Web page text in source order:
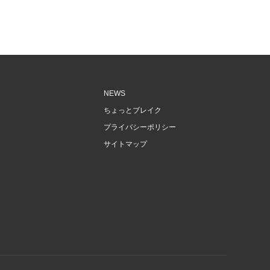
NEWS
ちょっとブレイク
プライバシーポリシー
サイトマップ